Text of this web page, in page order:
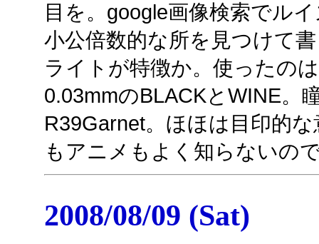
目を。google画像検索でル
小公倍数的な所を見つけて
ライトが特徴か。使ったの
0.03mmのBLACKとWINE。
R39Garnet。ほほは目印的
もアニメもよく知らないの
2008/08/09 (Sat)